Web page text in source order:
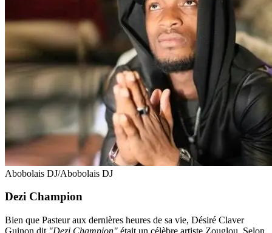
Abobolais DJ/Abobolais DJ
Dezi Champion
Bien que Pasteur aux dernières heures de sa vie, Désiré Claver
Guinon dit "Dezi Champion" était un célèbre artiste Zouglou. Selon